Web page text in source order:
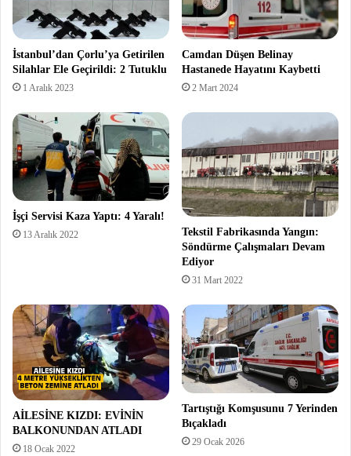
İstanbul’dan Çorlu’ya Getirilen
Silahlar Ele Geçirildi: 2 Tutuklu
1 Aralık 2023
Camdan Düşen Belinay
Hastanede Hayatını Kaybetti
2 Mart 2024
İşçi Servisi Kaza Yaptı: 4 Yaralı!
13 Aralık 2022
Tekstil Fabrikasında Yangın:
Söndürme Çalışmaları Devam
Ediyor
31 Mart 2022
AİLESİNE KIZDI: EVİNİN
BALKONUNDAN ATLADI
18 Ocak 2022
Tartıştığı Komşusunu 7 Yerinden
Bıçakladı
29 Ocak 2026